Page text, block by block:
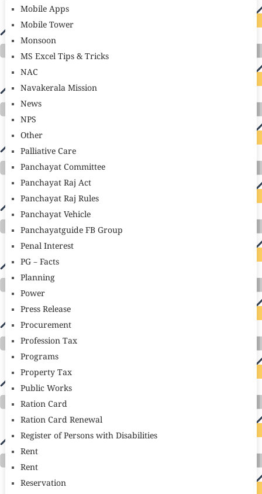
Mobile Apps
Mobile Tower
Monsoon
MS Excel Tips & Tricks
NAC
Navakerala Mission
News
NPS
Other
Palliative Care
Panchayat Committee
Panchayat Raj Act
Panchayat Raj Rules
Panchayat Vehicle
Panchayatguide FB Group
Penal Interest
PG – Facts
Planning
Power
Press Release
Procurement
Profession Tax
Programs
Property Tax
Public Works
Ration Card
Ration Card Renewal
Register of Persons with Disabilities
Rent
Rent
Reservation